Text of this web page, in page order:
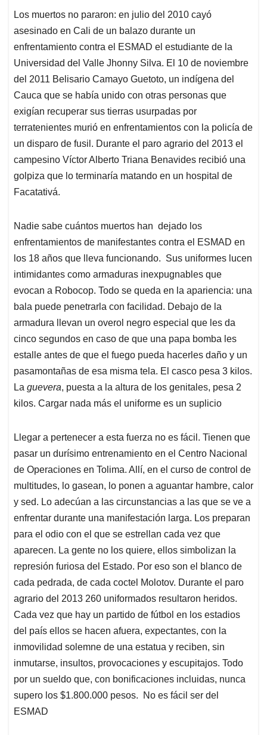
Los muertos no pararon: en julio del 2010 cayó
asesinado en Cali de un balazo durante un
enfrentamiento contra el ESMAD el estudiante de la
Universidad del Valle Jhonny Silva. El 10 de noviembre
del 2011 Belisario Camayo Guetoto, un indígena del
Cauca que se había unido con otras personas que
exigían recuperar sus tierras usurpadas por
terratenientes murió en enfrentamientos con la policía de
un disparo de fusil. Durante el paro agrario del 2013 el
campesino Víctor Alberto Triana Benavides recibió una
golpiza que lo terminaría matando en un hospital de
Facatativá.
Nadie sabe cuántos muertos han dejado los
enfrentamientos de manifestantes contra el ESMAD en
los 18 años que lleva funcionando. Sus uniformes lucen
intimidantes como armaduras inexpugnables que
evocan a Robocop. Todo se queda en la apariencia: una
bala puede penetrarla con facilidad. Debajo de la
armadura llevan un overol negro especial que les da
cinco segundos en caso de que una papa bomba les
estalle antes de que el fuego pueda hacerles daño y un
pasamontañas de esa misma tela. El casco pesa 3 kilos.
La guevera, puesta a la altura de los genitales, pesa 2
kilos. Cargar nada más el uniforme es un suplicio
Llegar a pertenecer a esta fuerza no es fácil. Tienen que
pasar un durísimo entrenamiento en el Centro Nacional
de Operaciones en Tolima. Allí, en el curso de control de
multitudes, lo gasean, lo ponen a aguantar hambre, calor
y sed. Lo adecúan a las circunstancias a las que se ve a
enfrentar durante una manifestación larga. Los preparan
para el odio con el que se estrellan cada vez que
aparecen. La gente no los quiere, ellos simbolizan la
represión furiosa del Estado. Por eso son el blanco de
cada pedrada, de cada coctel Molotov. Durante el paro
agrario del 2013 260 uniformados resultaron heridos.
Cada vez que hay un partido de fútbol en los estadios
del país ellos se hacen afuera, expectantes, con la
inmovilidad solemne de una estatua y reciben, sin
inmutarse, insultos, provocaciones y escupitajos. Todo
por un sueldo que, con bonificaciones incluidas, nunca
supero los $1.800.000 pesos. No es fácil ser del
ESMAD